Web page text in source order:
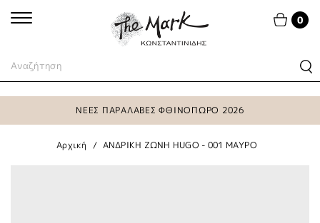
0
ΝΕΕΣ ΠΑΡΑΛΑΒΕΣ ΦΘΙΝΟΠΩΡΟ 2026
Αρχική ΑΝΔΡΙΚΗ ΖΩΝΗ HUGO - 001 ΜΑΥΡΟ